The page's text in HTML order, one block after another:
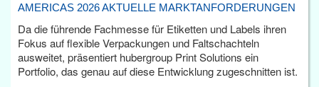
AMERICAS 2026 AKTUELLE MARKTANFORDERUNGEN
Da die führende Fachmesse für Etiketten und Labels ihren
Fokus auf flexible Verpackungen und Faltschachteln
ausweitet, präsentiert hubergroup Print Solutions ein
Portfolio, das genau auf diese Entwicklung zugeschnitten ist.